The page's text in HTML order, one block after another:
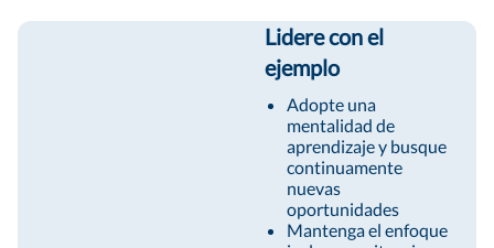
Lidere con el
ejemplo
Adopte una
mentalidad de
aprendizaje y busque
continuamente
nuevas
oportunidades
Mantenga el enfoque